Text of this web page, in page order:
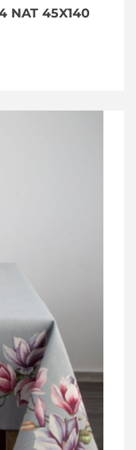
NAT 45X140